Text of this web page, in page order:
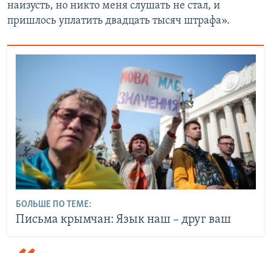
наизусть, но никто меня слушать не стал, и
пришлось уплатить двадцать тысяч штрафа».
БОЛЬШЕ ПО ТЕМЕ:
Письма крымчан: Язык наш – друг ваш